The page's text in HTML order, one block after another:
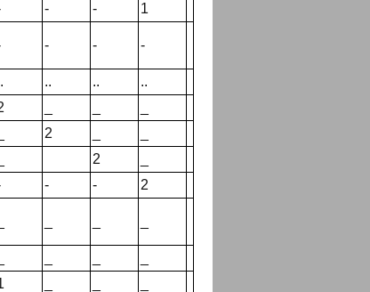
- - 1
- - -
.. ..
..
2
2
- - 2